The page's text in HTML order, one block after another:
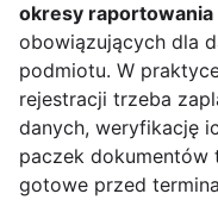
okresy raportowania
obowiązujących dla
podmiotu. W
rejestracji trzeba
danych, weryfikację
paczek dokumentów
gotowe przed